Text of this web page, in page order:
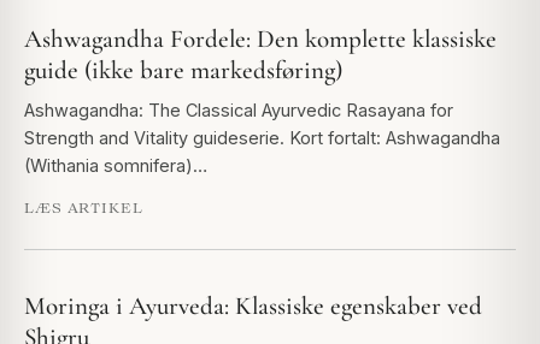
Ashwagandha Fordele: Den komplette klassiske
guide (ikke bare markedsføring)
Ashwagandha: The Classical Ayurvedic Rasayana for
Strength and Vitality guideserie. Kort fortalt: Ashwagandha
(Withania somnifera)…
LÆS ARTIKEL
Moringa i Ayurveda: Klassiske egenskaber ved
Shigru